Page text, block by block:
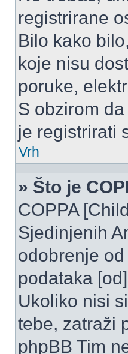
registrirane
Bilo kako
koje nisu
poruke,
S obzirom
je registrirati
Vrh
» Što je
COPPA
Sjedinjenih
odobrenje
podataka
Ukoliko nisi
tebe, zatraži
phpBB Tim